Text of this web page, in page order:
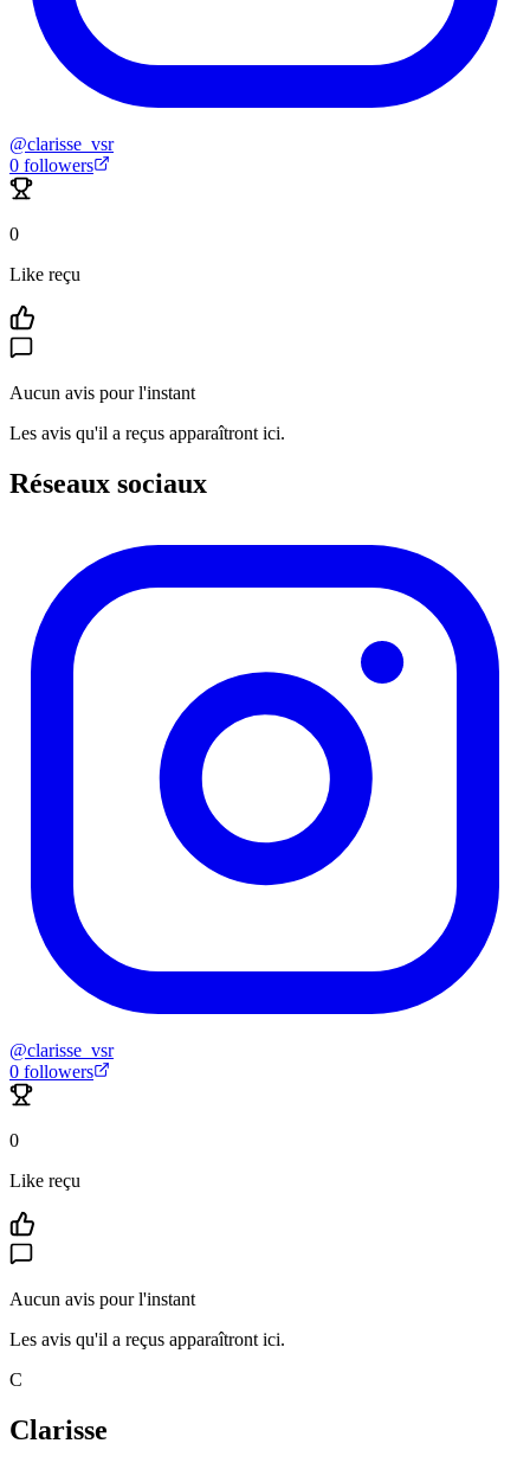
@clarisse_vsr
0 followers
0
Like reçu
Aucun avis pour l'instant
Les avis qu'il a reçus apparaîtront ici.
Réseaux sociaux
@clarisse_vsr
0 followers
0
Like reçu
Aucun avis pour l'instant
Les avis qu'il a reçus apparaîtront ici.
C
Clarisse